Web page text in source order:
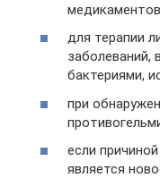
для терапии
заболеваний,
бактериями,
при
если
является